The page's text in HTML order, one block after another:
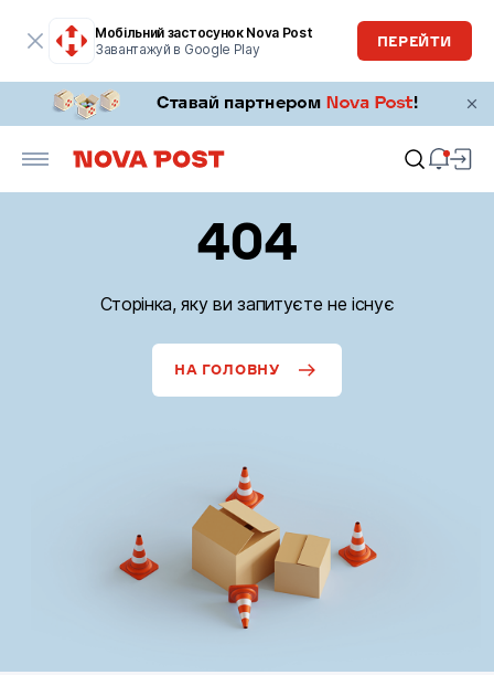
Мобільний застосунок Nova Post
Завантажуй в Google Play
ПЕРЕЙТИ
404
Сторінка, яку ви запитуєте не існує
НА ГОЛОВНУ